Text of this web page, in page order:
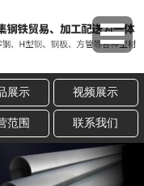
展示 视频展示
范围 联系我们